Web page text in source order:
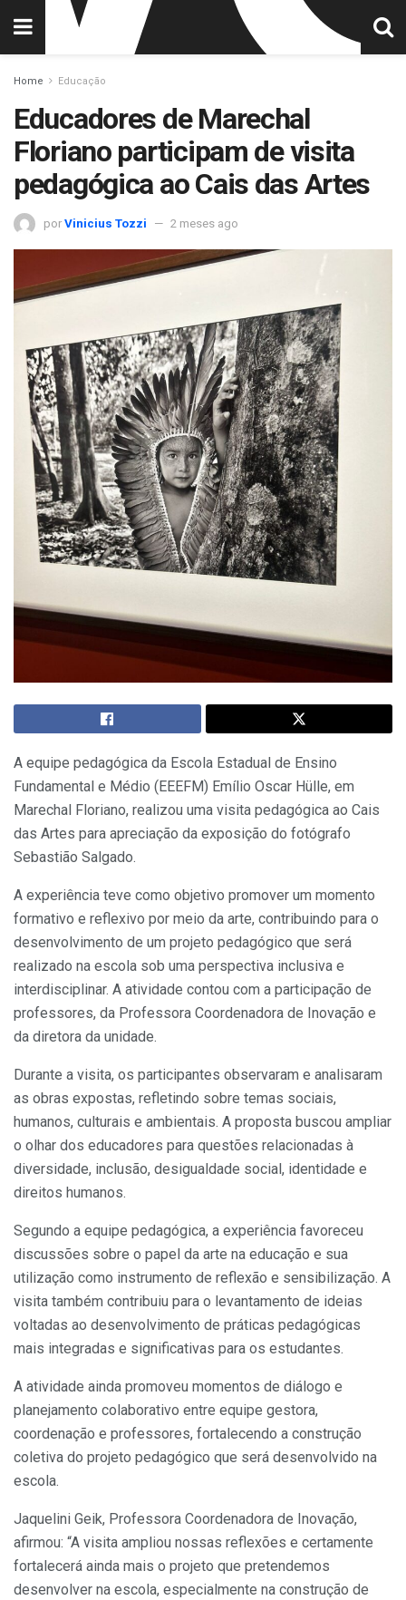
Home Educação
Educadores de Marechal
Floriano participam de visita
pedagógica ao Cais das Artes
por Vinicius Tozzi 2 meses ago
A equipe pedagógica da Escola Estadual de Ensino
Fundamental e Médio (EEEFM) Emílio Oscar Hülle, em
Marechal Floriano, realizou uma visita pedagógica ao Cais
das Artes para apreciação da exposição do fotógrafo
Sebastião Salgado.
A experiência teve como objetivo promover um momento
formativo e reflexivo por meio da arte, contribuindo para o
desenvolvimento de um projeto pedagógico que será
realizado na escola sob uma perspectiva inclusiva e
interdisciplinar. A atividade contou com a participação de
professores, da Professora Coordenadora de Inovação e
da diretora da unidade.
Durante a visita, os participantes observaram e analisaram
as obras expostas, refletindo sobre temas sociais,
humanos, culturais e ambientais. A proposta buscou ampliar
o olhar dos educadores para questões relacionadas à
diversidade, inclusão, desigualdade social, identidade e
direitos humanos.
Segundo a equipe pedagógica, a experiência favoreceu
discussões sobre o papel da arte na educação e sua
utilização como instrumento de reflexão e sensibilização. A
visita também contribuiu para o levantamento de ideias
voltadas ao desenvolvimento de práticas pedagógicas
mais integradas e significativas para os estudantes.
A atividade ainda promoveu momentos de diálogo e
planejamento colaborativo entre equipe gestora,
coordenação e professores, fortalecendo a construção
coletiva do projeto pedagógico que será desenvolvido na
escola.
Jaquelini Geik, Professora Coordenadora de Inovação,
afirmou: “A visita ampliou nossas reflexões e certamente
fortalecerá ainda mais o projeto que pretendemos
desenvolver na escola, especialmente na construção de